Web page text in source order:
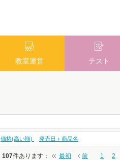
教室運営 テスト
価格(高い順) 発売日＋商品名
107件あります ： 最初 前 1 2